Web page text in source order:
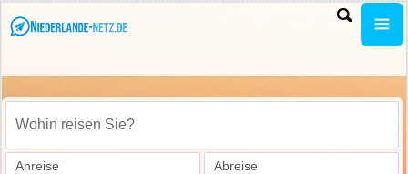
Wohin reisen Sie?
Anreise Abreise